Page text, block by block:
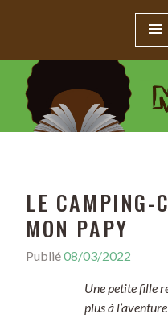
MISTIKRAK !
Littérature jeunesse
LE CAMPING-
MON PAPY
Publié08/03/2022
Une petite fille
plus à